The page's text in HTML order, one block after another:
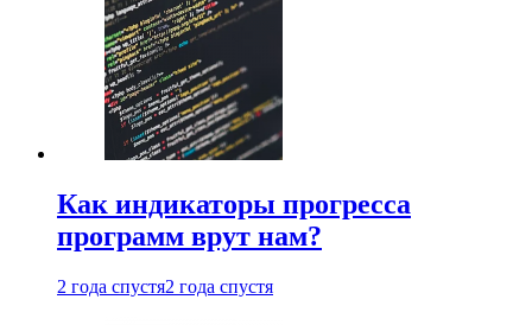
Как индикаторы прогресса
программ врут нам?
2 года спустя2 года спустя